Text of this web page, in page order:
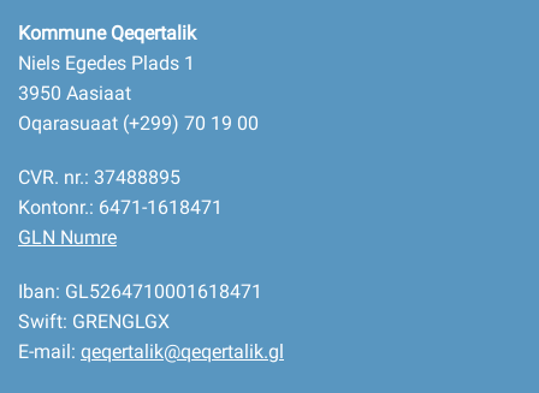
Kommune Qeqertalik
Niels Egedes Plads 1
3950 Aasiaat
Oqarasuaat (+299) 70 19 00
CVR. nr.: 37488895
Kontonr.: 6471-1618471
GLN Numre
Iban: GL5264710001618471
Swift: GRENGLGX
E-mail: qeqertalik@qeqertalik.gl